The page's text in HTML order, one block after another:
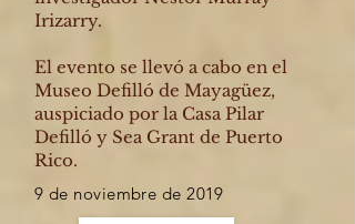
Irizarry.
El evento se llevó a cabo en el
Museo Defilló de Mayagüez,
auspiciado por la Casa Pilar
Defilló y Sea Grant de Puerto
Rico.
9 de noviembre de 2019